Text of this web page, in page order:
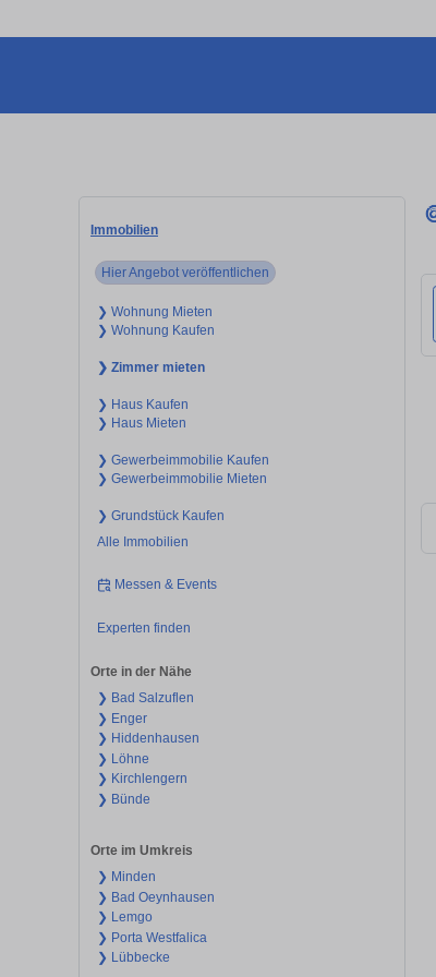
Immobilien
Hier Angebot veröffentlichen
❯ Wohnung Mieten
❯ Wohnung Kaufen
❯ Zimmer mieten
❯ Haus Kaufen
❯ Haus Mieten
❯ Gewerbeimmobilie Kaufen
❯ Gewerbeimmobilie Mieten
❯ Grundstück Kaufen
Alle Immobilien
Messen & Events
Experten finden
Orte in der Nähe
❯ Bad Salzuflen
❯ Enger
❯ Hiddenhausen
❯ Löhne
❯ Kirchlengern
❯ Bünde
Orte im Umkreis
❯ Minden
❯ Bad Oeynhausen
❯ Lemgo
❯ Porta Westfalica
❯ Lübbecke